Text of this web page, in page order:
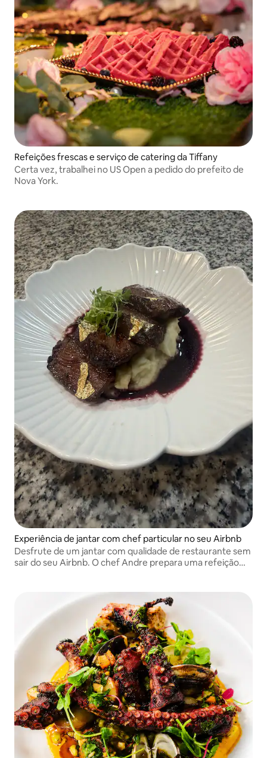
Refeições frescas e serviço de catering da Tiffany
Certa vez, trabalhei no US Open a pedido do prefeito de
Nova York.
Experiência de jantar com chef particular no seu Airbnb
Desfrute de um jantar com qualidade de restaurante sem
sair do seu Airbnb. O chef Andre prepara uma refeição
cozinha para você e seus hóspedes.